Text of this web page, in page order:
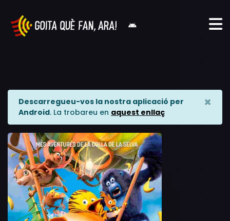
Descarregueu-vos la nostra aplicació per
Android. La trobareu en aquest enllaç
×